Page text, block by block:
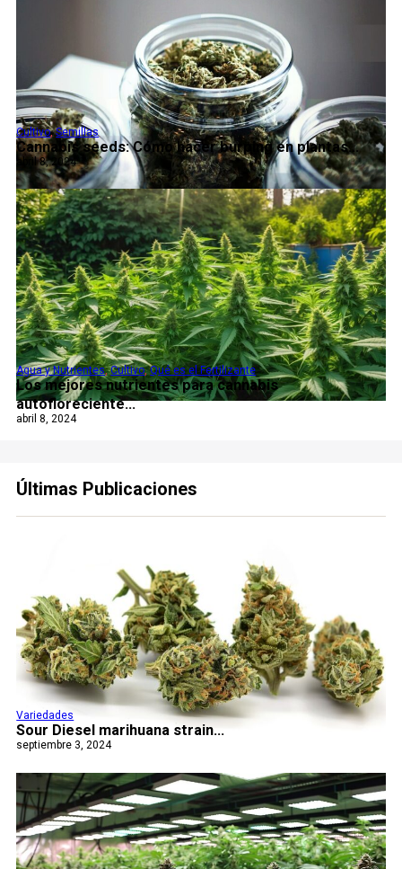
Cannabis seeds: Cómo hacer burping en plantas...
Cultivo,Semillas
abril 8, 2024
Los mejores nutrientes para cannabis
autofloreciente...
Agua y Nutrientes,Cultivo,Qué es el Fertilizante
abril 8, 2024
Últimas Publicaciones
Sour Diesel marihuana strain...
Variedades
septiembre 3, 2024